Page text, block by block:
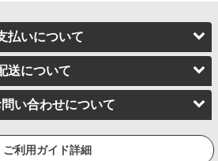
払いについて
送について
い合わせについて
ご利用ガイド詳細